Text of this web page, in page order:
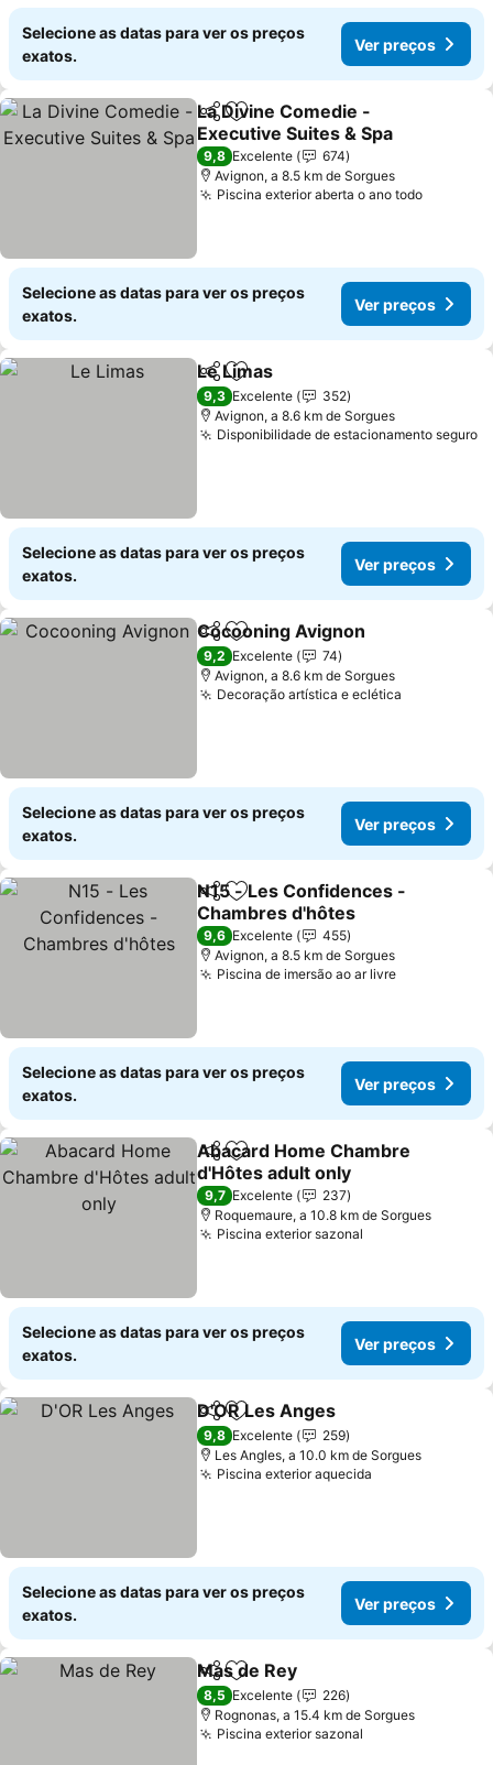
Selecione as datas para ver os preços
exatos.
Ver preços
PartilharAdicionar aos favoritos
La Divine Comedie -
Executive Suites & Spa
Ver preços
9,8 Excelente
674
Avignon, a 8.5 km de Sorgues
Piscina exterior aberta o ano todoVer
Selecione as datas para ver os preços
exatos.
Ver preços
PartilharAdicionar aos favoritos
Le Limas
9,3 Excelente
352
Avignon, a 8.6 km de Sorgues
Disponibilidade de estacionamento seguro
Selecione as datas para ver os preços
exatos.
Ver preços
PartilharAdicionar aos favoritos
Cocooning Avignon
9,2 Excelente
74
Avignon, a 8.6 km de Sorgues
Decoração artística e eclética
Selecione as datas para ver os preços
exatos.
Ver preços
PartilharAdicionar aos favoritos
N15 - Les Confidences -
Chambres d'hôtes
Ver preços
9,6 Excelente
455
Avignon, a 8.5 km de Sorgues
Piscina de imersão ao ar livreVer preços
Selecione as datas para ver os preços
exatos.
Ver preços
PartilharAdicionar aos favoritos
Abacard Home Chambre
d'Hôtes adult only
Ver preços
9,7 Excelente
237
Roquemaure, a 10.8 km de Sorgues
Piscina exterior sazonal
Selecione as datas para ver os preços
exatos.
Ver preços
PartilharAdicionar aos favoritos
D'OR Les Anges
9,8 Excelente
259
Les Angles, a 10.0 km de Sorgues
Piscina exterior aquecida
Selecione as datas para ver os preços
exatos.
Ver preços
PartilharAdicionar aos favoritos
Mas de Rey
8,5 Excelente
226
Rognonas, a 15.4 km de Sorgues
Piscina exterior sazonal